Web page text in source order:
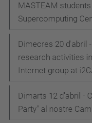
MASTEAM
Supercomputing
Dimecres 20 d'abril
research activities
Internet group at
Dimarts 12 d'abril -
Party" al nostre